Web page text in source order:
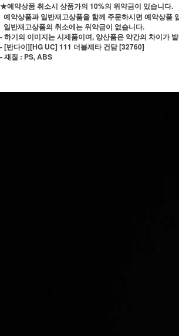
★예약상품 취소시 상품가의 10%의 위약금이 있습니다.
예약상품과 일반재고상품을 함께 주문하시면 예약상품
일반재고상품의 취소에는 위약금이 없습니다.
- 하기의 이미지는 시제품이며, 양산품은 약간의 차이가
- [반다이][HG UC] 111 더블제타 건담 [32760]
- 재질 : PS, ABS